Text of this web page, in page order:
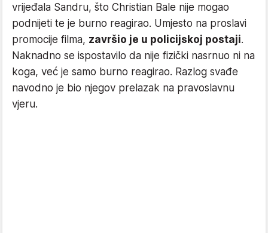
vrijeđala Sandru, što Christian Bale nije mogao
podnijeti te je burno reagirao. Umjesto na proslavi
promocije filma, završio je u policijskoj postaji.
Naknadno se ispostavilo da nije fizički nasrnuo ni na
koga, već je samo burno reagirao. Razlog svađe
navodno je bio njegov prelazak na pravoslavnu
vjeru.